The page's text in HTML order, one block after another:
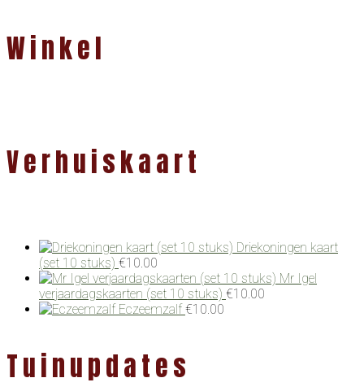
Winkel
Verhuiskaart
Driekoningen kaart
(set 10 stuks) €10.00
Mr Igel
verjaardagskaarten (set 10 stuks) €10.00
Eczeemzalf €10.00
Tuinupdates